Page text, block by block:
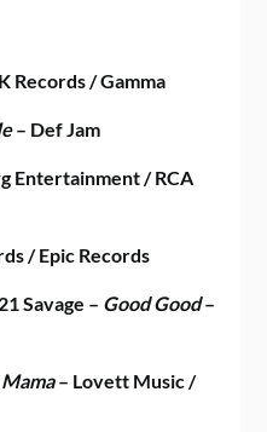
Records / Gamma
– Def Jam
Entertainment / RCA
/ Epic Records
Savage – Good Good–
– Lovett Music /